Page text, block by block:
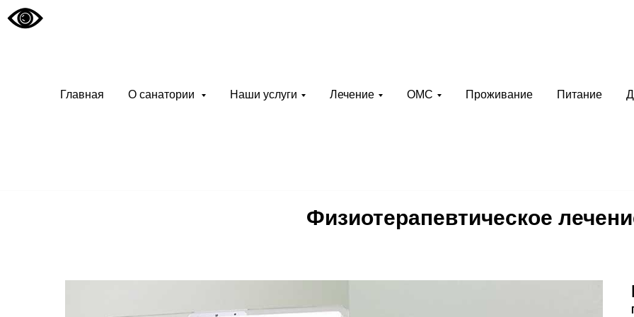
Главная О санатории Наши услуги Лечение ОМС Проживание Питание
Современный инновационный санаторно-
Физиотерапевтическое